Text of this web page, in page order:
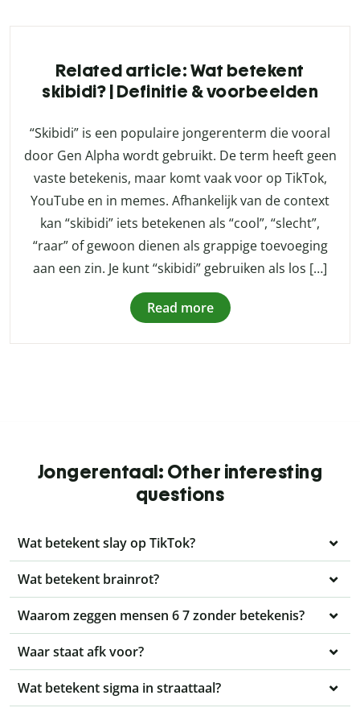
Related article: Wat betekent
skibidi? | Definitie & voorbeelden
“Skibidi” is een populaire jongerenterm die vooral
door Gen Alpha wordt gebruikt. De term heeft geen
vaste betekenis, maar komt vaak voor op TikTok,
YouTube en in memes. Afhankelijk van de context
kan “skibidi” iets betekenen als “cool”, “slecht”,
“raar” of gewoon dienen als grappige toevoeging
aan een zin. Je kunt “skibidi” gebruiken als los […]
Read more
Jongerentaal: Other interesting
questions
Wat betekent slay op TikTok?
Wat betekent brainrot?
Waarom zeggen mensen 6 7 zonder betekenis?
Waar staat afk voor?
Wat betekent sigma in straattaal?